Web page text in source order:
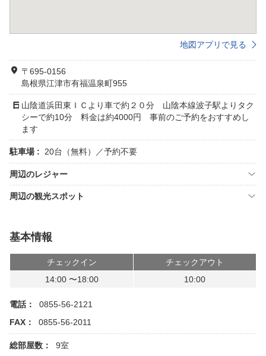
地図アプリで見る
〒695-0156
島根県江津市有福温泉町955
山陰道浜田東ＩＣより車で約２０分 山陰本線波子駅よりタク
シーで約10分 料金は約4000円 事前のご予約をおすすめし
ます
駐車場 : 20台（無料）／予約不要
周辺のレジャー
周辺の観光スポット
基本情報
チェックイン
チェックアウト
14:00 〜18:00
10:00
電話：
0855-56-2121
FAX：
0855-56-2011
総部屋数： 9室